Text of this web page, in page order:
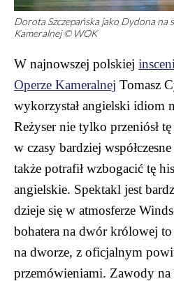
Dorota Szczepańska jako Dydona na
Kameralnej © WOK
W najnowszej polskiej
Operze Kameralnej Tomasz
wykorzystał angielski idiom
Reżyser nie tylko przeniósł
w czasy bardziej
także potrafił wzbogacić tę
angielskie. Spektakl jest
dzieje się w atmosferze
bohatera na dwór królowej
na dworze, z oficjalnym
przemówieniami. Zawody na